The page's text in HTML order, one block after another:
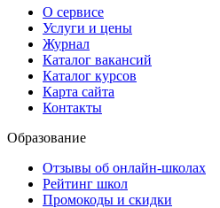
О сервисе
Услуги и цены
Журнал
Каталог вакансий
Каталог курсов
Карта сайта
Контакты
Образование
Отзывы об онлайн-школах
Рейтинг школ
Промокоды и скидки